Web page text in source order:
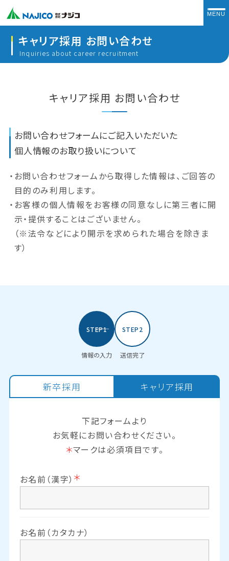
キャリア採用 お問い合わせ
Inquiries about career recruitment
キャリア採用 お問い合わせ
お問い合わせフォームにご記入いただいた
個人情報のお取り扱いについて
お問い合わせフォームから取得した情報は、ご回答の
目的のみ利用します。
お客様の個人情報をお客様の同意なしに第三者に開
示・提供することはございません。
（※法令などにより開示を求められた場合を除きま
す）
STEP1
情報の入力
STEP2
送信完了
新卒採用 キャリア採用
下記フォームより
お気軽にお問い合わせください。
＊マークは必須項目です。
お名前（漢字）
お名前（カタカナ）